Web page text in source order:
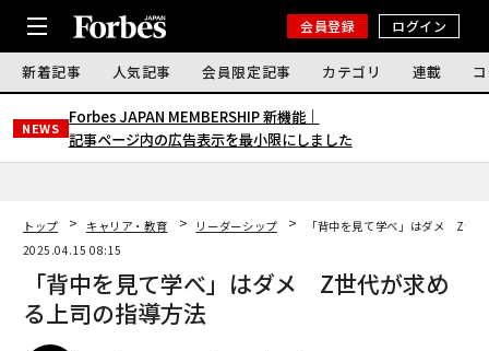
会員登録 ログイン
新着記事 人気記事 会員限定記事 カテゴリ 連載
NEWS
Forbes JAPAN MEMBERSHIP 新機能｜
記事ページ内の広告表示を最小限にしました
トップ キャリア・教育 リーダーシップ
「背中を見て学べ」はダメ Z世
2025.04.15 08:15
「背中を見て学べ」はダメ Z世代が求め
る上司の指導方法